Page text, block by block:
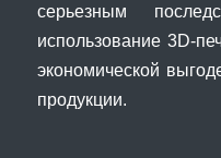
серьезным
использование 3D-
экономической
продукции.